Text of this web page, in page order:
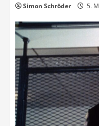
Simon Schröder 5.